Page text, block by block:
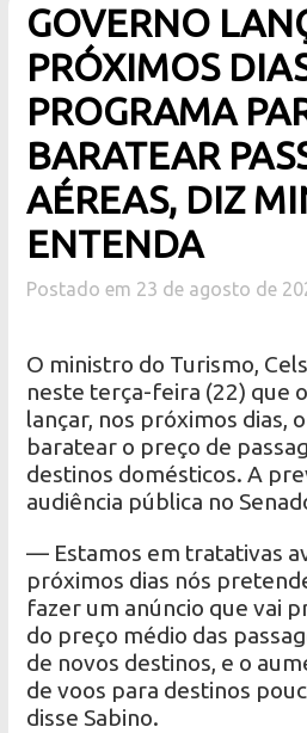
GOVERNO
PRÓXIMOS
PROGRAMA
BARATEAR
AÉREAS, DIZ
ENTENDA
Postado em 23 de agosto de
O ministro do Turismo,
neste terça-feira (22) que
lançar, nos próximos dias,
baratear o preço de
destinos domésticos. A
audiência pública no
— Estamos em tratativas
próximos dias nós
fazer um anúncio que vai
do preço médio das
de novos destinos, e o
de voos para destinos
disse Sabino.